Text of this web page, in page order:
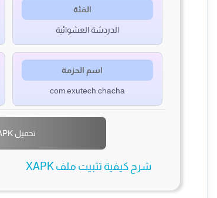
الفئة
الدردشة العشوائية
اسم الحزمة
com.exutech.chacha
تحميل XAPK
شرح كيفية تثبيت ملف XAPK